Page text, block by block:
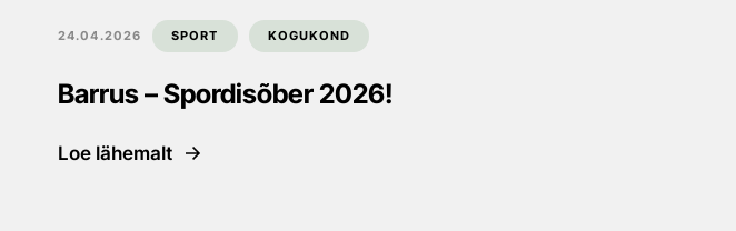
24.04.2026 SPORT KOGUKOND
Barrus – Spordisõber 2026!
Loe lähemalt